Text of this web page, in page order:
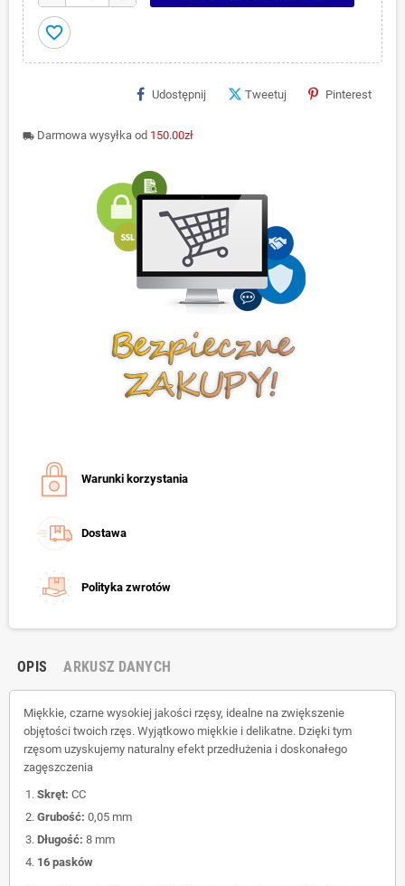
favorite_border
Udostępnij Tweetuj Pinterest
local_shipping Darmowa wysyłka od 150.00zł
Warunki korzystania
Dostawa
Polityka zwrotów
OPIS ARKUSZ DANYCH
Miękkie, czarne wysokiej jakości rzęsy, idealne na zwiększenie
objętości twoich rzęs. Wyjątkowo miękkie i delikatne. Dzięki tym
rzęsom uzyskujemy naturalny efekt przedłużenia i doskonałego
zagęszczenia
Skręt: CC
Grubość: 0,05 mm
Długość: 8 mm
16 pasków